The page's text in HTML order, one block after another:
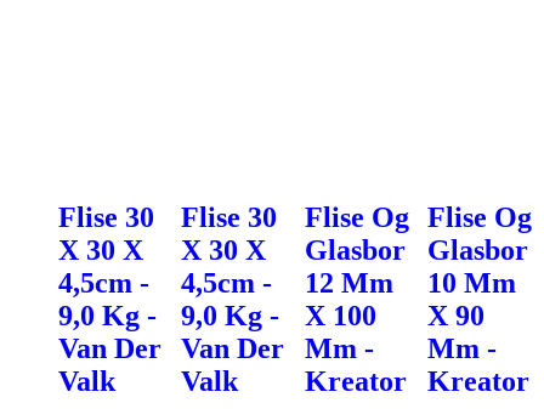
Flise 30
X 30 X
4,5cm -
9,0 Kg -
Van Der
Valk
Flise 30
X 30 X
4,5cm -
9,0 Kg -
Van Der
Valk
Flise Og
Glasbor
12 Mm
X 100
Mm -
Kreator
Flise Og
Glasbor
10 Mm
X 90
Mm -
Kreator